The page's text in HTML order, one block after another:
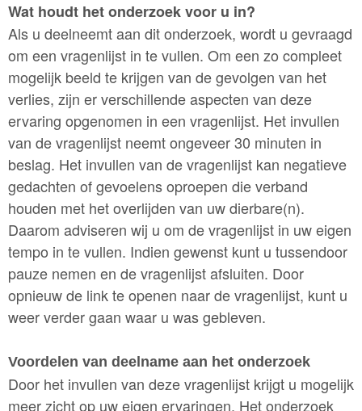
Wat houdt het onderzoek voor u in?
Als u deelneemt aan dit onderzoek, wordt u gevraagd
om een vragenlijst in te vullen. Om een zo compleet
mogelijk beeld te krijgen van de gevolgen van het
verlies, zijn er verschillende aspecten van deze
ervaring opgenomen in een vragenlijst. Het invullen
van de vragenlijst neemt ongeveer 30 minuten in
beslag. Het invullen van de vragenlijst kan negatieve
gedachten of gevoelens oproepen die verband
houden met het overlijden van uw dierbare(n).
Daarom adviseren wij u om de vragenlijst in uw eigen
tempo in te vullen. Indien gewenst kunt u tussendoor
pauze nemen en de vragenlijst afsluiten. Door
opnieuw de link te openen naar de vragenlijst, kunt u
weer verder gaan waar u was gebleven.
Voordelen van deelname aan het onderzoek
Door het invullen van deze vragenlijst krijgt u mogelijk
meer zicht op uw eigen ervaringen. Het onderzoek